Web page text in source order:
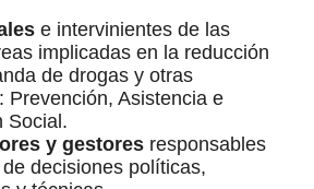
e intervinientes de las
implicadas en la reducción
de drogas y otras
Prevención, Asistencia e
Social.
y gestoresresponsables
decisiones políticas,